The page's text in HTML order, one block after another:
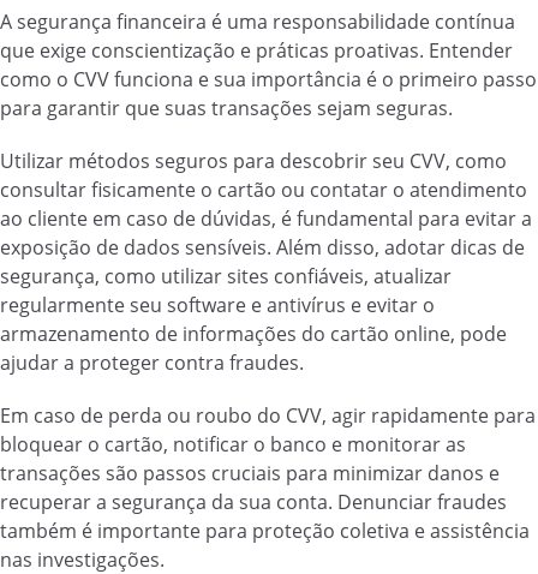
A segurança financeira é uma responsabilidade contínua
que exige conscientização e práticas proativas. Entender
como o CVV funciona e sua importância é o primeiro passo
para garantir que suas transações sejam seguras.
Utilizar métodos seguros para descobrir seu CVV, como
consultar fisicamente o cartão ou contatar o atendimento
ao cliente em caso de dúvidas, é fundamental para evitar a
exposição de dados sensíveis. Além disso, adotar dicas de
segurança, como utilizar sites confiáveis, atualizar
regularmente seu software e antivírus e evitar o
armazenamento de informações do cartão online, pode
ajudar a proteger contra fraudes.
Em caso de perda ou roubo do CVV, agir rapidamente para
bloquear o cartão, notificar o banco e monitorar as
transações são passos cruciais para minimizar danos e
recuperar a segurança da sua conta. Denunciar fraudes
também é importante para proteção coletiva e assistência
nas investigações.